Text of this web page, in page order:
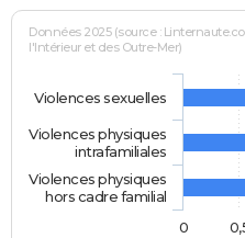
Données 2025 (source :
l'Intérieur et des Outre-Mer)
Violences sexuelles
Violences physiques
intrafamiliales
Violences physiques
hors cadre familial
0